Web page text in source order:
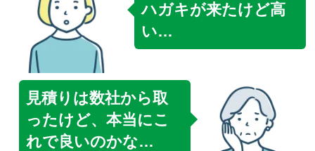
ハガキが来たけど高
い…
見積りは数社から取
ったけど、本当にこ
れで良いのかな…